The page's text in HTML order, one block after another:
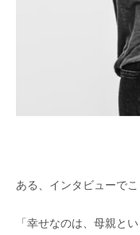
ある、インタビューで
「幸せなのは、母親と